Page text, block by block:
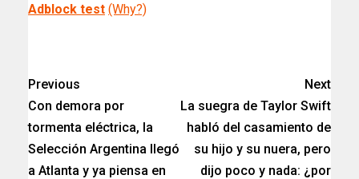
Adblock test (Why?)
Previous
Con demora por
tormenta eléctrica, la
Selección Argentina llegó
a Atlanta y ya piensa en
Next
La suegra de Taylor Swift
habló del casamiento de
su hijo y su nuera, pero
dijo poco y nada: ¿por